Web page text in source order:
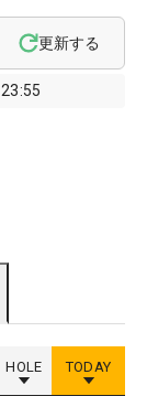
23:55
更新する
HOLE TODAY